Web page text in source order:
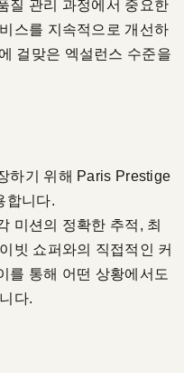
질 관리 과정에서 중요한
스를 지속적으로 개선하
걸맞은 엑설런스 수준을
하기 위해 Paris Prestige
합니다.
미션의 정확한 추적, 최
빗 쇼퍼와의 직접적인 커
를 통해 어떤 상황에서도
다.